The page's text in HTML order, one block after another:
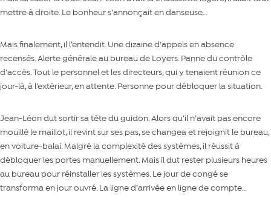
mettre à droite. Le bonheur s’annonçait en danseuse…
Mais finalement, il l’entendit. Une dizaine d’appels en absence
recensés. Alerte générale au bureau de Loyers. Panne du contrôle
d’accès. Tout le personnel et les directeurs, qui y tenaient réunion ce
jour-là, à l’extérieur, en attente. Personne pour débloquer la situation.
Jean-Léon dut sortir sa tête du guidon. Alors qu’il n’avait pas encore
mouillé le maillot, il revint sur ses pas, se changea et rejoignit le bureau,
en voiture-balai. Malgré la complexité des systèmes, il réussit à
débloquer les portes manuellement. Mais il dut rester plusieurs heures
au bureau pour réinstaller les systèmes. Le jour de congé se
transforma en jour ouvré. La ligne d’arrivée en ligne de compte…